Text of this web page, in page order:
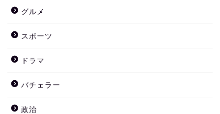
グルメ
スポーツ
ドラマ
バチェラー
政治